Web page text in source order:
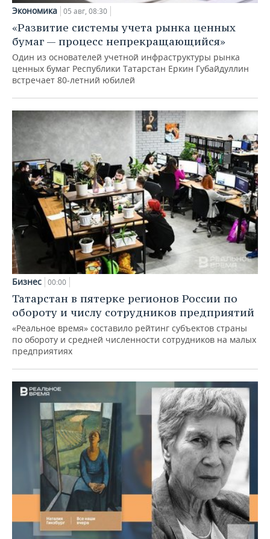
Экономика 05 авг, 08:30
«Развитие системы учета рынка ценных
бумаг — процесс непрекращающийся»
Один из основателей учетной инфраструктуры рынка
ценных бумаг Республики Татарстан Еркин Губайдуллин
встречает 80-летний юбилей
Бизнес 00:00
Татарстан в пятерке регионов России по
обороту и числу сотрудников предприятий
«Реальное время» составило рейтинг субъектов страны
по обороту и средней численности сотрудников на малых
предприятиях